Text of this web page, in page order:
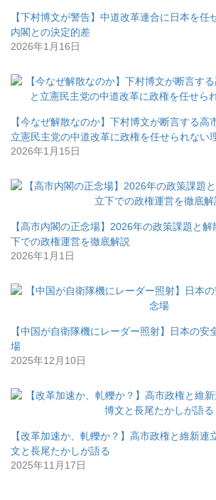
【下村博文が警告】中道改革連合に日本を任
内閣との決定的差
2026年1月16日
【今なぜ解散なのか】下村博文が断言する高
立憲民主党の中道改革に政権を任せられない
2026年1月15日
【高市内閣の正念場】2026年の政策課題と
下での政権運営を徹底解説
2026年1月1日
【中国が自衛隊機にレーダー照射】日本の安
場
2025年12月10日
【改革加速か、軋轢か？】高市政権と維新連
文と長尾たかしが語る
2025年11月17日